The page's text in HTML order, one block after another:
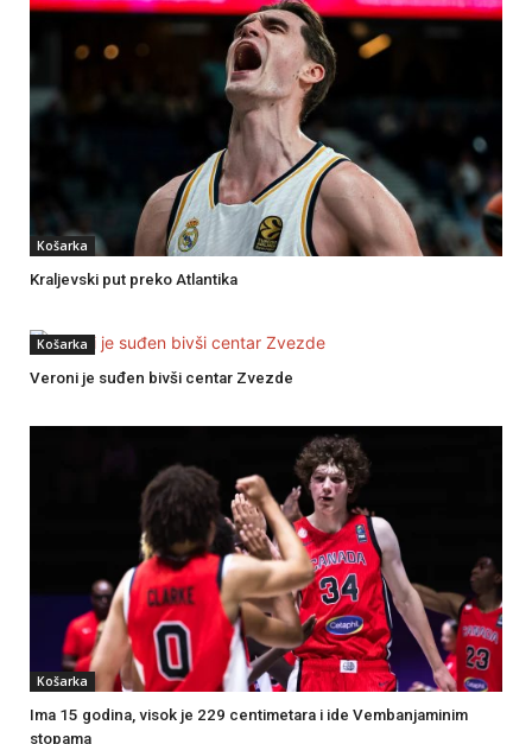
Košarka
Kraljevski put preko Atlantika
Košarka
Veroni je suđen bivši centar Zvezde
Košarka
Ima 15 godina, visok je 229 centimetara i ide Vembanjaminim
stopama